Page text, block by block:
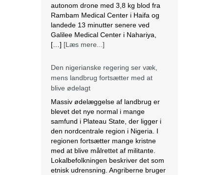
autonom drone med 3,8 kg blod fra
Rambam Medical Center i Haifa og
landede 13 minutter senere ved
Galilee Medical Center i Nahariya,
[…] [Læs mere...]
Den nigerianske regering ser væk,
mens landbrug fortsætter med at
blive ødelagt
Massiv ødelæggelse af landbrug er
blevet det nye normal i mange
samfund i Plateau State, der ligger i
den nordcentrale region i Nigeria. I
regionen fortsætter mange kristne
med at blive målrettet af militante.
Lokalbefolkningen beskriver det som
etnisk udrensning. Angriberne bruger